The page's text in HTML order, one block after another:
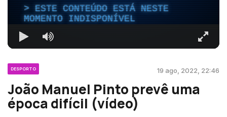
ESTE CONTEÚDO ESTÁ NESTE
MOMENTO INDISPONÍVEL
DESPORTO 19 ago, 2022, 22:46
João Manuel Pinto prevê uma
época difícil (vídeo)